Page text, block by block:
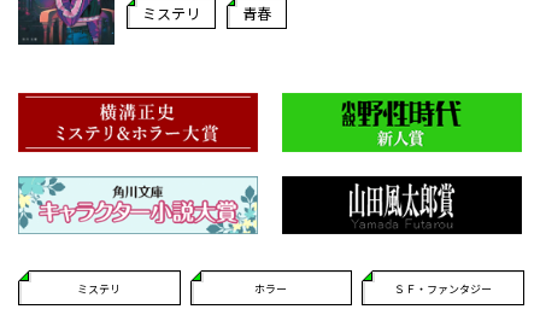
ミステリ 青春
ミステリ ホラー ＳＦ・ファンタジー